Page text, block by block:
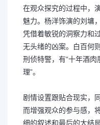
在观众探究的过程中，
魅力。杨洋饰演的刘墉
凭借着敏锐的洞察力和
无头绪的凶案。白百何
刑侦特警，有“十年酒肉
理”。
剧情设置跟贴合现实，
而增强观众的参与感，
细的叙述和最后的大结